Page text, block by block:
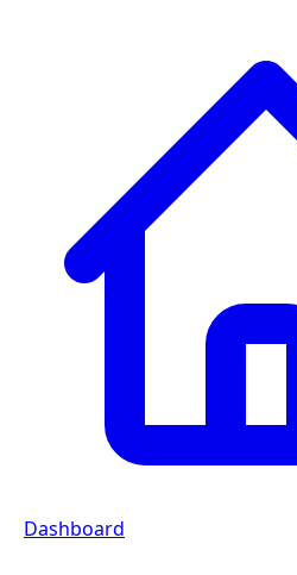
Dashboard